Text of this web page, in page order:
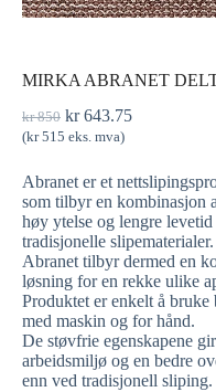
MIRKA ABRANET
kr850 kr643.75
(kr515 eks. mva)
Abranet er et
som tilbyr en kombinasjon
høy ytelse og lengre levetid
tradisjonelle slipematerialer.
Abranet tilbyr dermed en
løsning for en rekke ulike
Produktet er enkelt å bruke
med maskin og for hånd.
De støvfrie egenskapene
arbeidsmiljø og en bedre
enn ved tradisjonell sliping.